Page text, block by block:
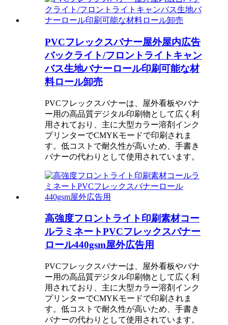
PVCフレックスバナー屋外屋内広告
バックライト/フロントライトキャン
バス生地バナーロール印刷可能な材
料ロール卸売
PVCフレックスバナーは、屋外看板やバナ
ー用の高品質デジタル印刷物として広く利
用されており、主に大型カラー溶剤インク
プリンターでCMYKモードで印刷されま
す。低コストで耐久性が高いため、手書き
バナーの代わりとして使用されています。
高強度フロントライト印刷素材コー
ルラミネートPVCフレックスバナー
ロール440gsm屋外広告用
PVCフレックスバナーは、屋外看板やバナ
ー用の高品質デジタル印刷物として広く利
用されており、主に大型カラー溶剤インク
プリンターでCMYKモードで印刷されま
す。低コストで耐久性が高いため、手書き
バナーの代わりとして使用されています。